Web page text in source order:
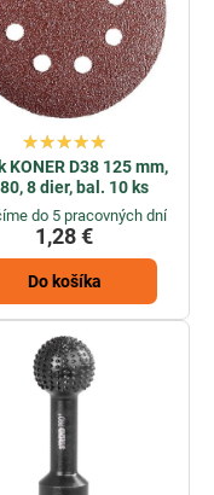
KONER D38 125 mm,
8 dier, bal. 10 ks
do 5 pracovných dní
1,28 €
Do košíka